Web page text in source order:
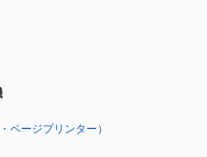
ページプリンター）